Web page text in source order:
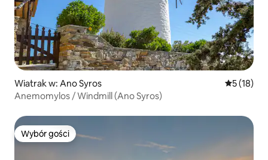
Wiatrak w: Ano Syros Średnia
5 (18)
Anemomylos / Windmill (Ano Syros)
Wybór gości
Wybór gości